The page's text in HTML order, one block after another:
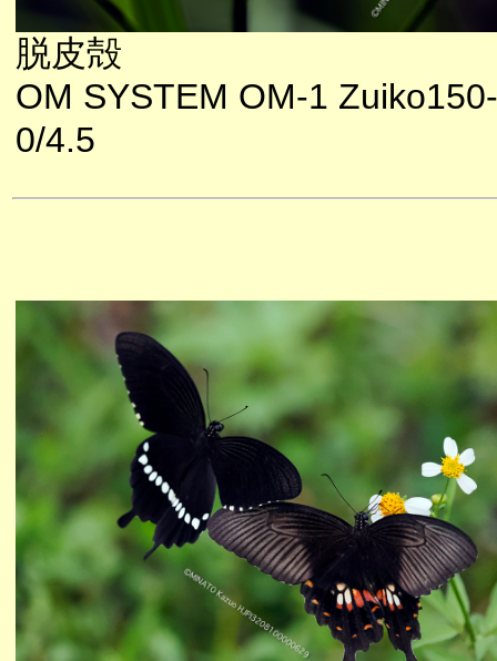
脱皮殻
OM SYSTEM OM-1
0/4.5